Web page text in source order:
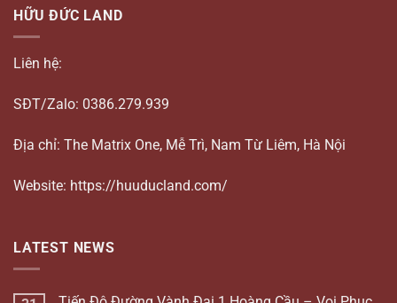
HỮU ĐỨC LAND
Liên hệ:
SĐT/Zalo: 0386.279.939
Địa chỉ: The Matrix One, Mễ Trì, Nam Từ Liêm, Hà Nội
Website: https://huuducland.com/
LATEST NEWS